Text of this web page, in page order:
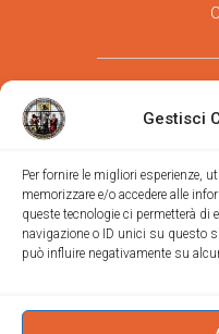
Gestisci
Per fornire le migliori esperienze,
memorizzare e/o accedere alle
queste tecnologie ci permetterà di
navigazione o ID unici su questo
può influire negativamente su
Parrocchia san
via Vittorino